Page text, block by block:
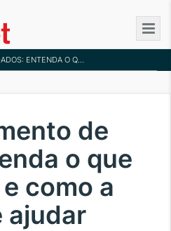
MEGAVAZAMENTO DE DADOS: ENTENDA O QUE ACONTECEU E COMO A LGPD PODE AJUDAR
de
o que
como a
ajudar